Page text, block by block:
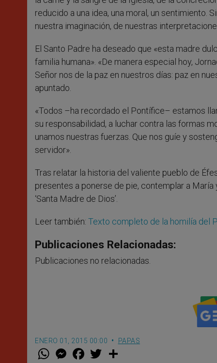
reducido a una idea, una moral, un sentimiento.
nuestra imaginación, de nuestras
El Santo Padre ha deseado que «esta madre
familia humana». «De manera especial hoy,
Señor nos de la paz en nuestros días: paz en
apuntado.
«Todos –ha recordado el Pontífice– estamos
su responsabilidad, a luchar contra las formas
unamos nuestras fuerzas. Que nos guíe y
servidor».
Tras relatar la historia del valiente pueblo de
presentes a ponerse de pie, contemplar a
‘Santa Madre de Dios’.
Leer también: Texto completo de la homilí­a del
Publicaciones Relacionadas:
Publicaciones no relacionadas.
ENERO 01, 2015 00:00 PAPAS
W M
e
F
a w